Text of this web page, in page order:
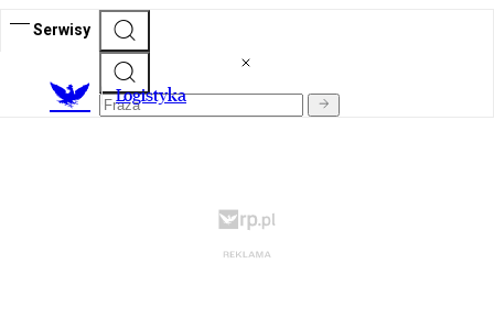
Serwisy
Logistyka